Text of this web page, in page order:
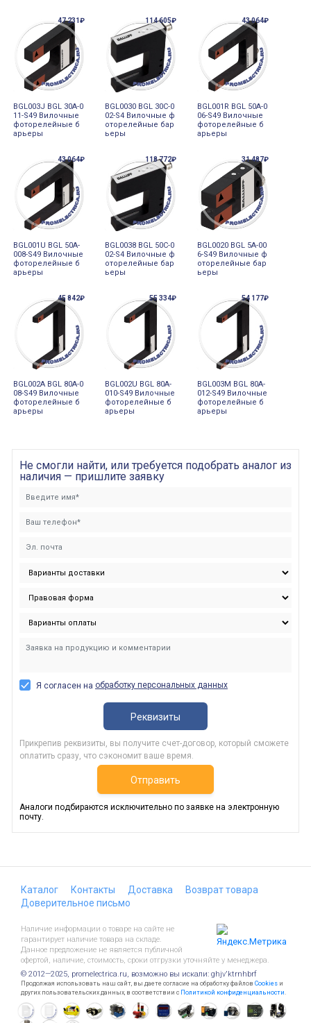
47 231₽
BGL003J BGL 30A-0
11-S49 Вилочные
фоторелейные б
арьеры
114 605₽
BGL0030 BGL 30C-0
02-S4 Вилочные ф
оторелейные бар
ьеры
43 064₽
BGL001R BGL 50A-0
06-S49 Вилочные
фоторелейные б
арьеры
43 064₽
BGL001U BGL 50A-
008-S49 Вилочные
фоторелейные б
арьеры
118 772₽
BGL0038 BGL 50C-0
02-S4 Вилочные ф
оторелейные бар
ьеры
31 487₽
BGL0020 BGL 5A-00
6-S49 Вилочные ф
оторелейные бар
ьеры
45 842₽
BGL002A BGL 80A-0
08-S49 Вилочные
фоторелейные б
арьеры
55 334₽
BGL002U BGL 80A-
010-S49 Вилочные
фоторелейные б
арьеры
54 177₽
BGL003M BGL 80A-
012-S49 Вилочные
фоторелейные б
арьеры
Не смогли найти, или требуется подобрать аналог из
наличия — пришлите заявку
Я согласен на обработку персональных данных
Реквизиты
Прикрепив реквизиты, вы получите счет-договор, который сможете
оплатить сразу, что сэкономит ваше время.
Отправить
Аналоги подбираются исключительно по заявке на электронную
почту.
Каталог Контакты Доставка
Возврат товара
Доверительное письмо
Наличие информации о товаре на сайте не
гарантирует наличие товара на складе.
Данное предложение не является публичной
офертой, наличие, стоимость, сроки отгрузки уточняйте у менеджера.
© 2012—2025, promelectrica.ru, возможно вы искали: ghjv'ktrnhbrf
Продолжая использовать наш сайт, вы даете согласие на обработку файлов Cookies и
других пользовательских данных, в соответствии с Политикой конфиденциальности.